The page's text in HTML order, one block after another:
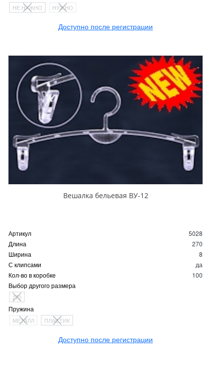
НЕ НУЖНО НУЖНО
Доступно после регистрации
Вешалка бельевая ВУ-12
Артикул
5028
Длина
270
Ширина
8
С клипсами
да
Кол-во в коробке
100
Выбор другого размера
270
Пружина
МЕТАЛЛ ПЛАСТИК
Доступно после регистрации